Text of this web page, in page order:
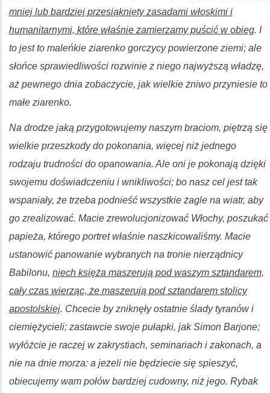
mniej lub bardziej przesiąknięty zasadami włoskimi i
humanitarnymi, które właśnie zamierzamy puścić w obieg. I
to jest to maleńkie ziarenko gorczycy powierzone ziemi; ale
słońce sprawiedliwości rozwinie z niego najwyższą władzę,
aż pewnego dnia zobaczycie, jak wielkie żniwo przyniesie to
małe ziarenko.
Na drodze jaką przygotowujemy naszym braciom, piętrzą się
wielkie przeszkody do pokonania, więcej niż jednego
rodzaju trudności do opanowania. Ale oni je pokonają dzięki
swojemu doświadczeniu i wnikliwości; bo nasz cel jest tak
wspaniały, że trzeba podnieść wszystkie żagle na wiatr, aby
go zrealizować. Macie zrewolucjonizować Włochy, poszukać
papieża, którego portret właśnie naszkicowaliśmy. Macie
ustanowić panowanie wybranych na tronie nierządnicy
Babilonu, niech księża maszerują pod waszym sztandarem,
cały czas wierząc, że maszerują pod sztandarem stolicy
apostolskiej. Chcecie by zniknęły ostatnie ślady tyranów i
ciemiężycieli; zastawcie swoje pułapki, jak Simon Barjone;
wyłóżcie je raczej w zakrystiach, seminariach i zakonach, a
nie na dnie morza: a jeżeli nie będziecie się spieszyć,
obiecujemy wam połów bardziej cudowny, niż jego. Rybak